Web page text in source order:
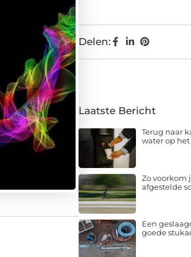
Delen:
Laatste Bericht
Terug naar
water op
Zo voorkom
afgestelde
Een
goede